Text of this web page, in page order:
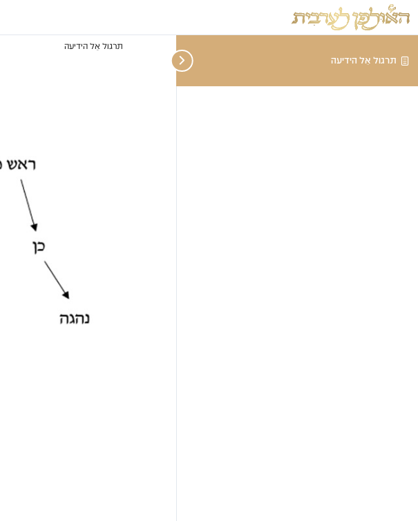
תרגול אֵל הידיעה
תרגול אֵל הידיעה